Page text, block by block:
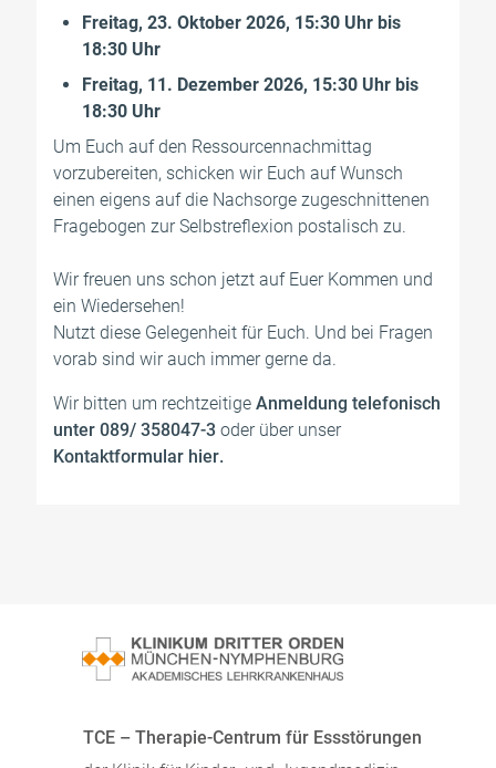
Freitag, 23. Oktober 2026, 15:30 Uhr bis
18:30 Uhr
Freitag, 11. Dezember 2026, 15:30 Uhr bis
18:30 Uhr
Um Euch auf den Ressourcennachmittag
vorzubereiten, schicken wir Euch auf Wunsch
einen eigens auf die Nachsorge zugeschnittenen
Fragebogen zur Selbstreflexion postalisch zu.
Wir freuen uns schon jetzt auf Euer Kommen und
ein Wiedersehen!
Nutzt diese Gelegenheit für Euch. Und bei Fragen
vorab sind wir auch immer gerne da.
Wir bitten um rechtzeitige Anmeldung telefonisch
unter 089/ 358047-3 oder über unser
Kontaktformular hier.
TCE – Therapie-Centrum für Essstörungen